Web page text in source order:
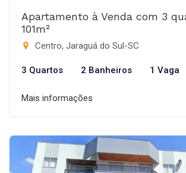
Apartamento à Venda com 3
101m²
Centro, Jaraguá do Sul-SC
3 Quartos 2 Banheiros 1 Vaga
Mais informações